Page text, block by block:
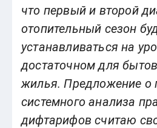
что первый и второй
отопительный сезон
устанавливаться на
достаточном для
жилья. Предложение о
системного анализа
дифтарифов считаю